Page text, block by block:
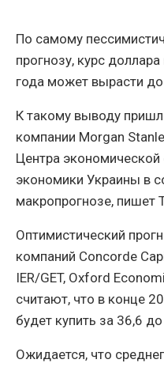
По самому
прогнозу, курс
года может вырасти
К такому выводу
компании Morgan
Центра экономической
экономики Украины в
макропрогнозе, пишет
Оптимистический
компаний Concorde
IER/GET, Oxford
считают, что в конце
будет купить за 36,6
Ожидается, что